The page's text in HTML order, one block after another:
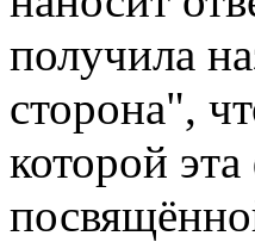
получила
сторона",
которой